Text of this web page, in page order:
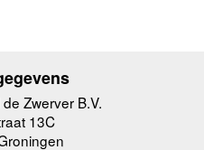
Zwerver B.V.
13C